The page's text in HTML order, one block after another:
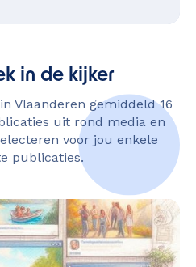
in de kijker
Vlaanderen gemiddeld 16
uit rond media en
voor jou enkele
publicaties.